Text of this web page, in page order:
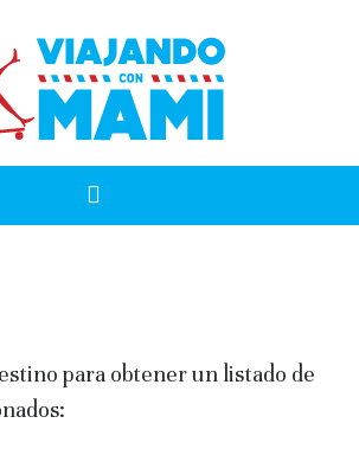
para obtener un listado de